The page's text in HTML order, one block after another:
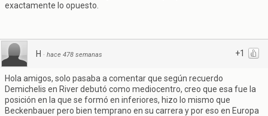
exactamente lo opuesto.
+1
H · hace 478 semanas
Hola amigos, solo pasaba a comentar que según recuerdo
Demichelis en River debutó como mediocentro, creo que esa fue la
posición en la que se formó en inferiores, hizo lo mismo que
Beckenbauer pero bien temprano en su carrera y por eso en Europa